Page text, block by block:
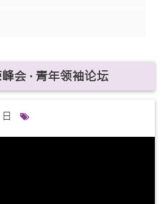
会 · 青年领袖论坛